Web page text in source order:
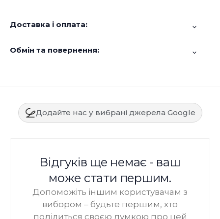
Доставка і оплата:
Обмін та повернення:
Додайте нас у вибрані джерела Google
Відгуків ще немає - ваш
може стати першим.
Допоможіть іншим користувачам з
вибором – будьте першим, хто
поділиться своєю думкою про цей